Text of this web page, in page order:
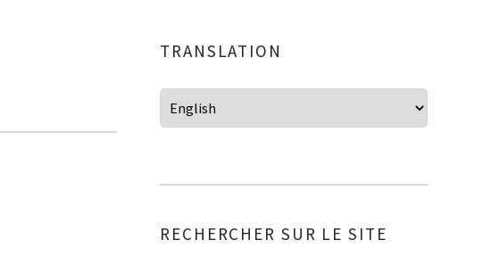
TRANSLATION
RECHERCHER SUR LE SITE